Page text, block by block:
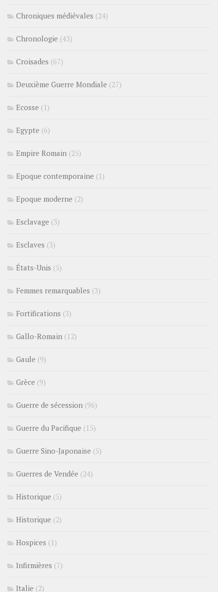
Chroniques médiévales (24)
Chronologie (43)
Croisades (67)
Deuxième Guerre Mondiale (27)
Ecosse (1)
Egypte (6)
Empire Romain (25)
Epoque contemporaine (1)
Epoque moderne (2)
Esclavage (3)
Esclaves (3)
États-Unis (5)
Femmes remarquables (3)
Fortifications (3)
Gallo-Romain (12)
Gaule (9)
Grèce (9)
Guerre de sécession (96)
Guerre du Pacifique (15)
Guerre Sino-Japonaise (5)
Guerres de Vendée (24)
Historique (5)
Historique (2)
Hospices (1)
Infirmières (7)
Italie (2)